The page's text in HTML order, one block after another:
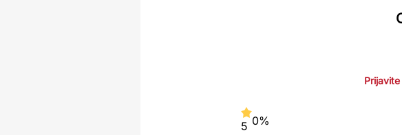
Prijavite
5 0%